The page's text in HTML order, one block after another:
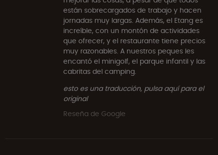
están sobrecargados de trabajo y hacen
jornadas muy largas. Además, el Etang es
increíble, con un montón de actividades
que ofrecer, y el restaurante tiene precios
muy razonables. A nuestros peques les
encantó el minigolf, el parque infantil y las
cabritas del camping.
esto es una traducción, pulsa aquí para el
original
Reseña de Google